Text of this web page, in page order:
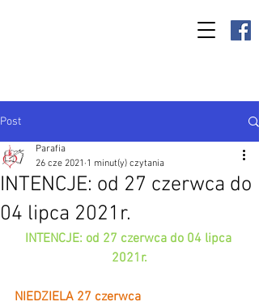
Post
INTENCJE: od 27 czerwca do
04 lipca 2021r.
Parafia
26 cze 2021 1 minut(y) czytania
INTENCJE: od 27 czerwca do 04 lipca
2021r.
NIEDZIELA 27 czerwca